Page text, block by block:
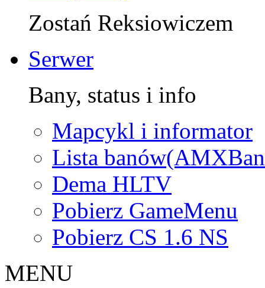
Zostań Reksiowiczem
Serwer
Bany, status i info
Mapcykl i informator
Lista
Dema HLTV
Pobierz GameMenu
Pobierz CS 1.6 NS
MENU